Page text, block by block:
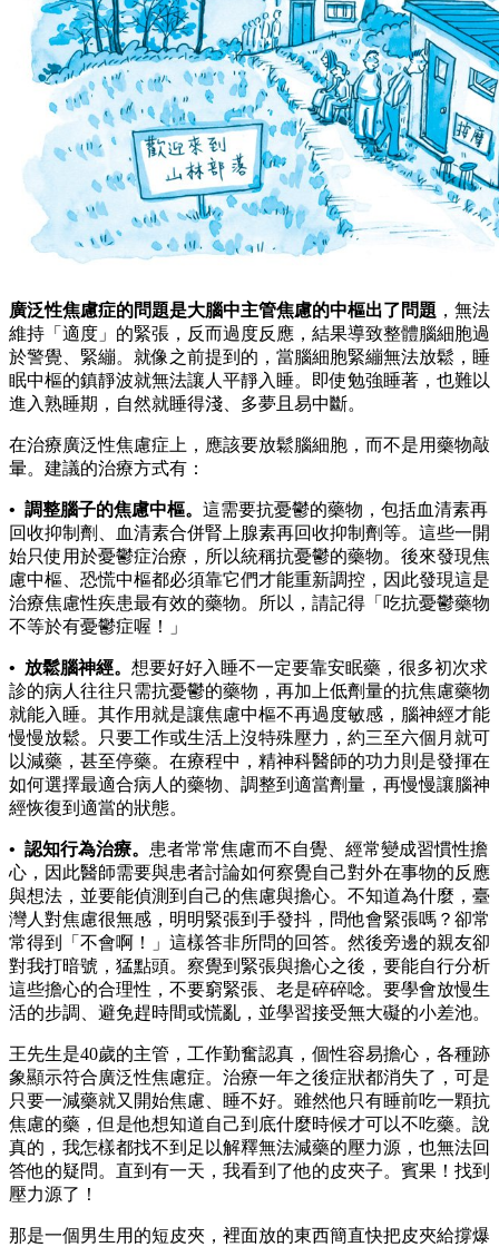
廣泛性焦慮症的問題是大腦中主管焦慮的中樞出了問題 ，無法
維持「適度」的緊張，反而過度反應，結果導致整體腦細胞過
於警覺、緊繃。就像之前提到的，當腦細胞緊繃無法放鬆，睡
眠中樞的鎮靜波就無法讓人平靜入睡。即使勉強睡著，也難以
進入熟睡期，自然就睡得淺、多夢且易中斷。
在治療廣泛性焦慮症上，應該要放鬆腦細胞，而不是用藥物敲
暈。建議的治療方式有：
• 調整腦子的焦慮中樞。 這需要抗憂鬱的藥物，包括血清素再
回收抑制劑、血清素合併腎上腺素再回收抑制劑等。這些一開
始只使用於憂鬱症治療，所以統稱抗憂鬱的藥物。後來發現焦
慮中樞、恐慌中樞都必須靠它們才能重新調控，因此發現這是
治療焦慮性疾患最有效的藥物。所以，請記得「吃抗憂鬱藥物
不等於有憂鬱症喔！」
• 放鬆腦神經。 想要好好入睡不一定要靠安眠藥，很多初次求
診的病人往往只需抗憂鬱的藥物，再加上低劑量的抗焦慮藥物
就能入睡。其作用就是讓焦慮中樞不再過度敏感，腦神經才能
慢慢放鬆。只要工作或生活上沒特殊壓力，約三至六個月就可
以減藥，甚至停藥。在療程中，精神科醫師的功力則是發揮在
如何選擇最適合病人的藥物、調整到適當劑量，再慢慢讓腦神
經恢復到適當的狀態。
• 認知行為治療。 患者常常焦慮而不自覺、經常變成習慣性擔
心，因此醫師需要與患者討論如何察覺自己對外在事物的反應
與想法，並要能偵測到自己的焦慮與擔心。不知道為什麼，臺
灣人對焦慮很無感，明明緊張到手發抖，問他會緊張嗎？卻常
常得到「不會啊！」這樣答非所問的回答。然後旁邊的親友卻
對我打暗號，猛點頭。察覺到緊張與擔心之後，要能自行分析
這些擔心的合理性，不要窮緊張、老是碎碎唸。要學會放慢生
活的步調、避免趕時間或慌亂，並學習接受無大礙的小差池。
王先生是40歲的主管，工作勤奮認真，個性容易擔心，各種跡
象顯示符合廣泛性焦慮症。治療一年之後症狀都消失了，可是
只要一減藥就又開始焦慮、睡不好。雖然他只有睡前吃一顆抗
焦慮的藥，但是他想知道自己到底什麼時候才可以不吃藥。說
真的，我怎樣都找不到足以解釋無法減藥的壓力源，也無法回
答他的疑問。直到有一天，我看到了他的皮夾子。賓果！找到
壓力源了！
那是一個男生用的短皮夾，裡面放的東西簡直快把皮夾給撐爆